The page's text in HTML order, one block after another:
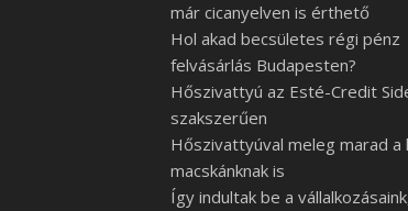
már cicanyelven is érthető
Hol akad becsületes régi pénz
felvásárlás Budapesten?
Hőszivattyú az Esté-Credit
szakszerűen
Hőszivattyúval meleg marad a
macskánknak is
Így indultak be a